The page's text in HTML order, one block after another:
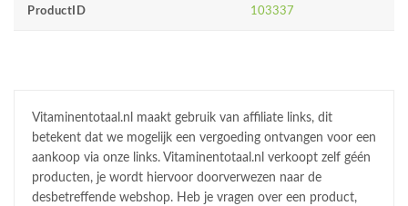
ProductID 103337
Vitaminentotaal.nl maakt gebruik van affiliate links, dit
betekent dat we mogelijk een vergoeding ontvangen voor een
aankoop via onze links. Vitaminentotaal.nl verkoopt zelf géén
producten, je wordt hiervoor doorverwezen naar de
desbetreffende webshop. Heb je vragen over een product,